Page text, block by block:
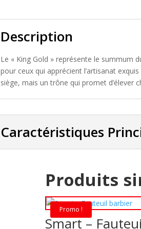
Description
Le « King Gold » représente le summum
pour ceux qui apprécient l’artisanat
siège, mais un trône qui promet d’élever
Caractéristiques
Produits
Promo !
Smart –